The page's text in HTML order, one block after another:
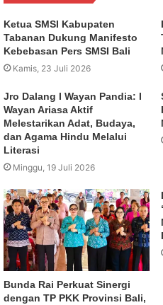
Ketua SMSI Kabupaten
Tabanan Dukung Manifesto
Kebebasan Pers SMSI Bali
Kamis, 23 Juli 2026
Jro Dalang I Wayan Pandia: I
Wayan Ariasa Aktif
Melestarikan Adat, Budaya,
dan Agama Hindu Melalui
Literasi
Minggu, 19 Juli 2026
Bunda Rai Perkuat Sinergi
dengan TP PKK Provinsi Bali,